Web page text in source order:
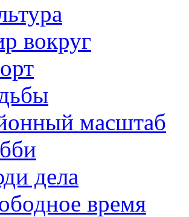
вокруг
масштаб
дела
время